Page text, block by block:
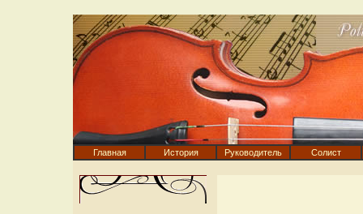
Главная История Руководитель Солист